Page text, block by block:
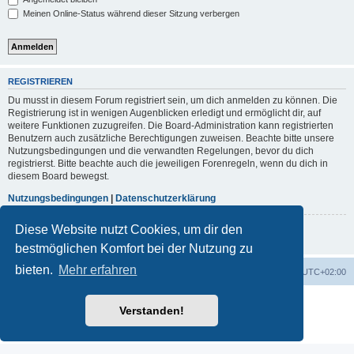
Diese Website nutzt Cookies, um dir den
bestmöglichen Komfort bei der Nutzung zu
bieten. Mehr erfahren
Verstanden!
Meinen Online-Status während dieser Sitzung verbergen
REGISTRIEREN
Du musst in diesem Forum registriert sein, um dich anmelden zu können. Die
Registrierung ist in wenigen Augenblicken erledigt und ermöglicht dir, auf
weitere Funktionen zuzugreifen. Die Board-Administration kann registrierten
Benutzern auch zusätzliche Berechtigungen zuweisen. Beachte bitte unsere
Nutzungsbedingungen und die verwandten Regelungen, bevor du dich
registrierst. Bitte beachte auch die jeweiligen Forenregeln, wenn du dich in
diesem Board bewegst.
Nutzungsbedingungen | Datenschutzerklärung
Registrieren
Portal Foren-Übersicht UTC+02:00
Powered by
® Forum Software © phpBB Limited
Deutsche Übersetzung durch
Datenschutz|Nutzungsbedingungen